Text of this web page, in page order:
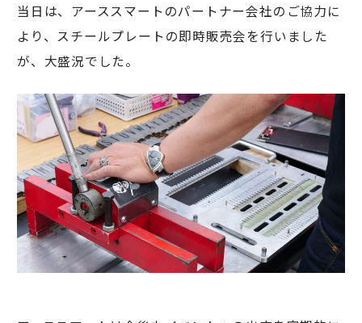
当日は、アーススマートのパートナー会社のご協力に
より、スチールプレートの即時販売会を行いました
が、大盛況でした。